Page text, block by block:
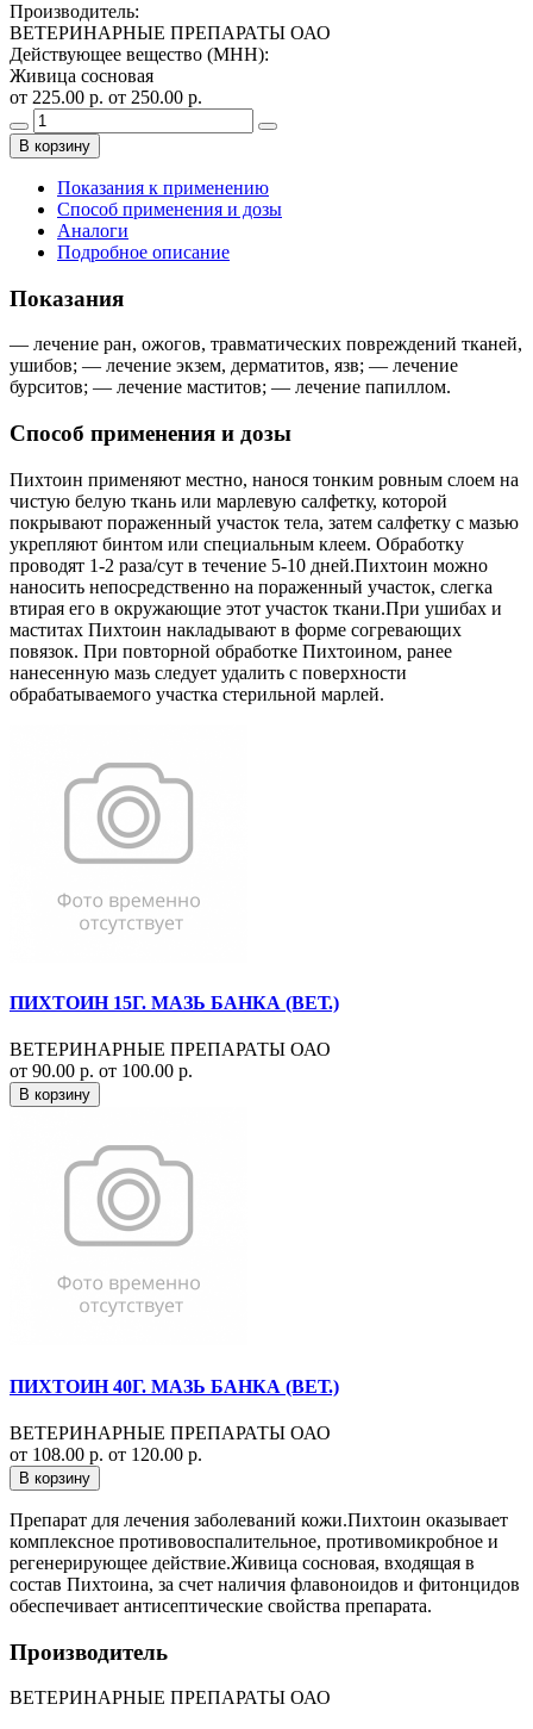
Производитель:
ВЕТЕРИНАРНЫЕ ПРЕПАРАТЫ ОАО
Действующее вещество (МНН):
Живица сосновая
от 225.00 р. от 250.00 р.
В корзину
Показания к применению
Способ применения и дозы
Аналоги
Подробное описание
Показания
— лечение ран, ожогов, травматических повреждений тканей,
ушибов; — лечение экзем, дерматитов, язв; — лечение
бурситов; — лечение маститов; — лечение папиллом.
Способ применения и дозы
Пихтоин применяют местно, нанося тонким ровным слоем на
чистую белую ткань или марлевую салфетку, которой
покрывают пораженный участок тела, затем салфетку с мазью
укрепляют бинтом или специальным клеем. Обработку
проводят 1-2 раза/сут в течение 5-10 дней.Пихтоин можно
наносить непосредственно на пораженный участок, слегка
втирая его в окружающие этот участок ткани.При ушибах и
маститах Пихтоин накладывают в форме согревающих
повязок. При повторной обработке Пихтоином, ранее
нанесенную мазь следует удалить с поверхности
обрабатываемого участка стерильной марлей.
ПИХТОИН 15Г. МАЗЬ БАНКА (ВЕТ.)
ВЕТЕРИНАРНЫЕ ПРЕПАРАТЫ ОАО
от 90.00 р. от 100.00 р.
В корзину
ПИХТОИН 40Г. МАЗЬ БАНКА (ВЕТ.)
ВЕТЕРИНАРНЫЕ ПРЕПАРАТЫ ОАО
от 108.00 р. от 120.00 р.
В корзину
Препарат для лечения заболеваний кожи.Пихтоин оказывает
комплексное противовоспалительное, противомикробное и
регенерирующее действие.Живица сосновая, входящая в
состав Пихтоина, за счет наличия флавоноидов и фитонцидов
обеспечивает антисептические свойства препарата.
Производитель
ВЕТЕРИНАРНЫЕ ПРЕПАРАТЫ ОАО